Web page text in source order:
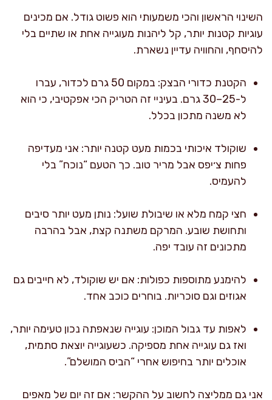
השינוי הראשון והכי משמעותי הוא פשוט גודל. אם מכינים
עוגיות קטנות יותר, קל ליהנות מעוגייה אחת או שתיים בלי
להיסחף, והחוויה עדיין נשארת.
הקטנת כדורי הבצק: במקום 50 גרם לכדור, עברו
ל-25–30 גרם. בעיניי זה הטריק הכי אפקטיבי, כי הוא
לא משנה מתכון בכלל.
שוקולד איכותי בכמות מעט קטנה יותר: אני מעדיפה
פחות צ׳יפס אבל מריר טוב. כך הטעם “נוכח” בלי
להעמיס.
חצי קמח מלא או שיבולת שועל: נותן מעט יותר סיבים
ותחושת שובע. המרקם משתנה קצת, אבל בהרבה
מתכונים זה עובד יפה.
להימנע מתוספות כפולות: אם יש שוקולד, לא חייבים גם
אגוזים וגם סוכריות. בוחרים כוכב אחד.
לאפות עד גבול המוכן: עוגייה שנאפתה נכון טעימה יותר,
ואז גם עוגייה אחת מספיקה. כשעוגייה יוצאת סתמית,
אוכלים יותר בחיפוש אחרי “הביס המושלם”.
אני גם ממליצה לחשוב על ההקשר: אם זה יום של מאפים